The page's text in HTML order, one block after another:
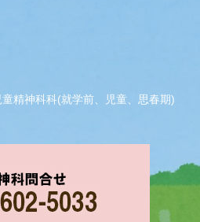
精神科科(就学前、児童、思春期)